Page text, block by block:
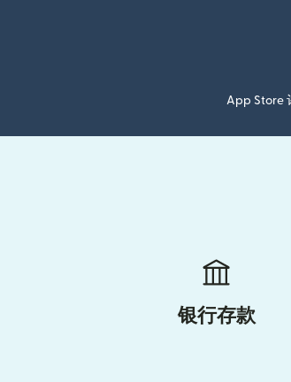
App Store
银行存款